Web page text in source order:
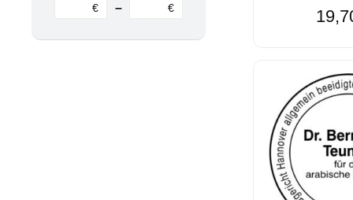
€ – €